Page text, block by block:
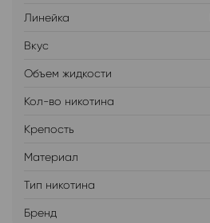
Линейка
Вкус
Объем жидкости
Кол-во никотина
Крепость
Материал
Тип никотина
Бренд